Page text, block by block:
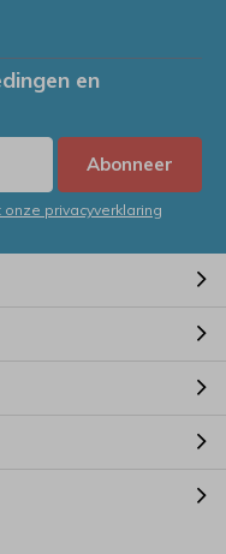
en
Abonneer
privacyverklaring